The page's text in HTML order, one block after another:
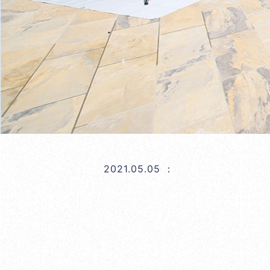
2021.05.05 ：